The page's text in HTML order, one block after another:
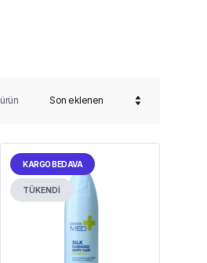
ürün
KARGO BEDAVA
TÜKENDİ